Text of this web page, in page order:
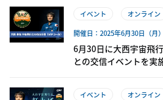
イベント
オンライン
開催日：2025年6月30日（月）
6月30日に大西宇宙飛
との交信イベントを実
イベント
オンライン